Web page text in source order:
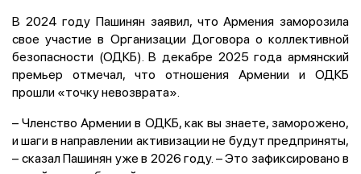
В 2024 году Пашинян заявил, что Армения заморозила
свое участие в Организации Договора о коллективной
безопасности (ОДКБ). В декабре 2025 года армянский
премьер отмечал, что отношения Армении и ОДКБ
прошли «точку невозврата».
– Членство Армении в ОДКБ, как вы знаете, заморожено,
и шаги в направлении активизации не будут предприняты,
– сказал Пашинян уже в 2026 году. – Это зафиксировано в